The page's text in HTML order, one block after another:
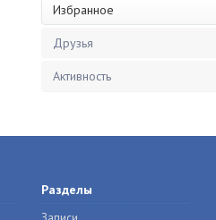
Избранное
Друзья
Активность
Разделы